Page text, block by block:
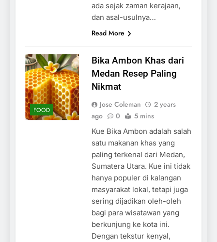
ada sejak zaman kerajaan,
dan asal-usulnya…
Read More
FOOD
Bika Ambon Khas dari
Medan Resep Paling
Nikmat
Jose Coleman
2 years
ago
0 5 mins
Kue Bika Ambon adalah salah
satu makanan khas yang
paling terkenal dari Medan,
Sumatera Utara. Kue ini tidak
hanya populer di kalangan
masyarakat lokal, tetapi juga
sering dijadikan oleh-oleh
bagi para wisatawan yang
berkunjung ke kota ini.
Dengan tekstur kenyal,